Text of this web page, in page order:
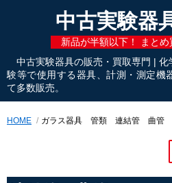
中古実験器
新品が半額以下！ まとめ
中古実験器具の販売・買取専門 | 化
験等で使用する器具、計測・測定機
て多数販売。
HOME ガラス器具 管類 連結管 曲管